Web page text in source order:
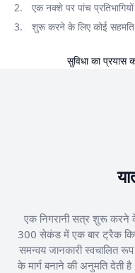
एक नक्शे पर पांच प्रतिभागियों
शुरू करने के लिए कोई सहमति
सुविधा का प्रयास
एक निगरानी सत्र शुरू करने
300 सेकंड में एक बार ट्रैक किए
समन्वय जानकारी स्वचालित
के मार्ग बनाने की अनुमति देती